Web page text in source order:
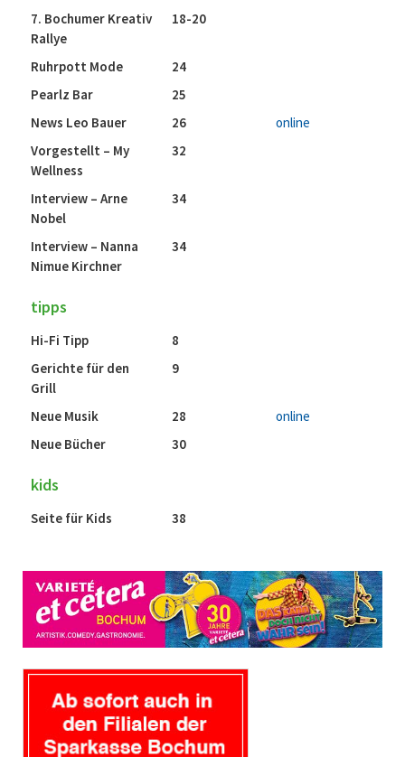
7. Bochumer Kreativ
Rallye
18-20
Ruhrpott Mode
24
Pearlz Bar
25
News Leo Bauer
26
online
Vorgestellt – My
Wellness
32
Interview – Arne
Nobel
34
Interview – Nanna
Nimue Kirchner
34
tipps
Hi-Fi Tipp
8
Gerichte für den
Grill
9
Neue Musik 28
online
Neue Bücher
30
kids
Seite für Kids 38